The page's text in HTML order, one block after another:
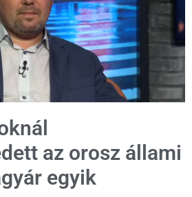
az orosz állami
egyik